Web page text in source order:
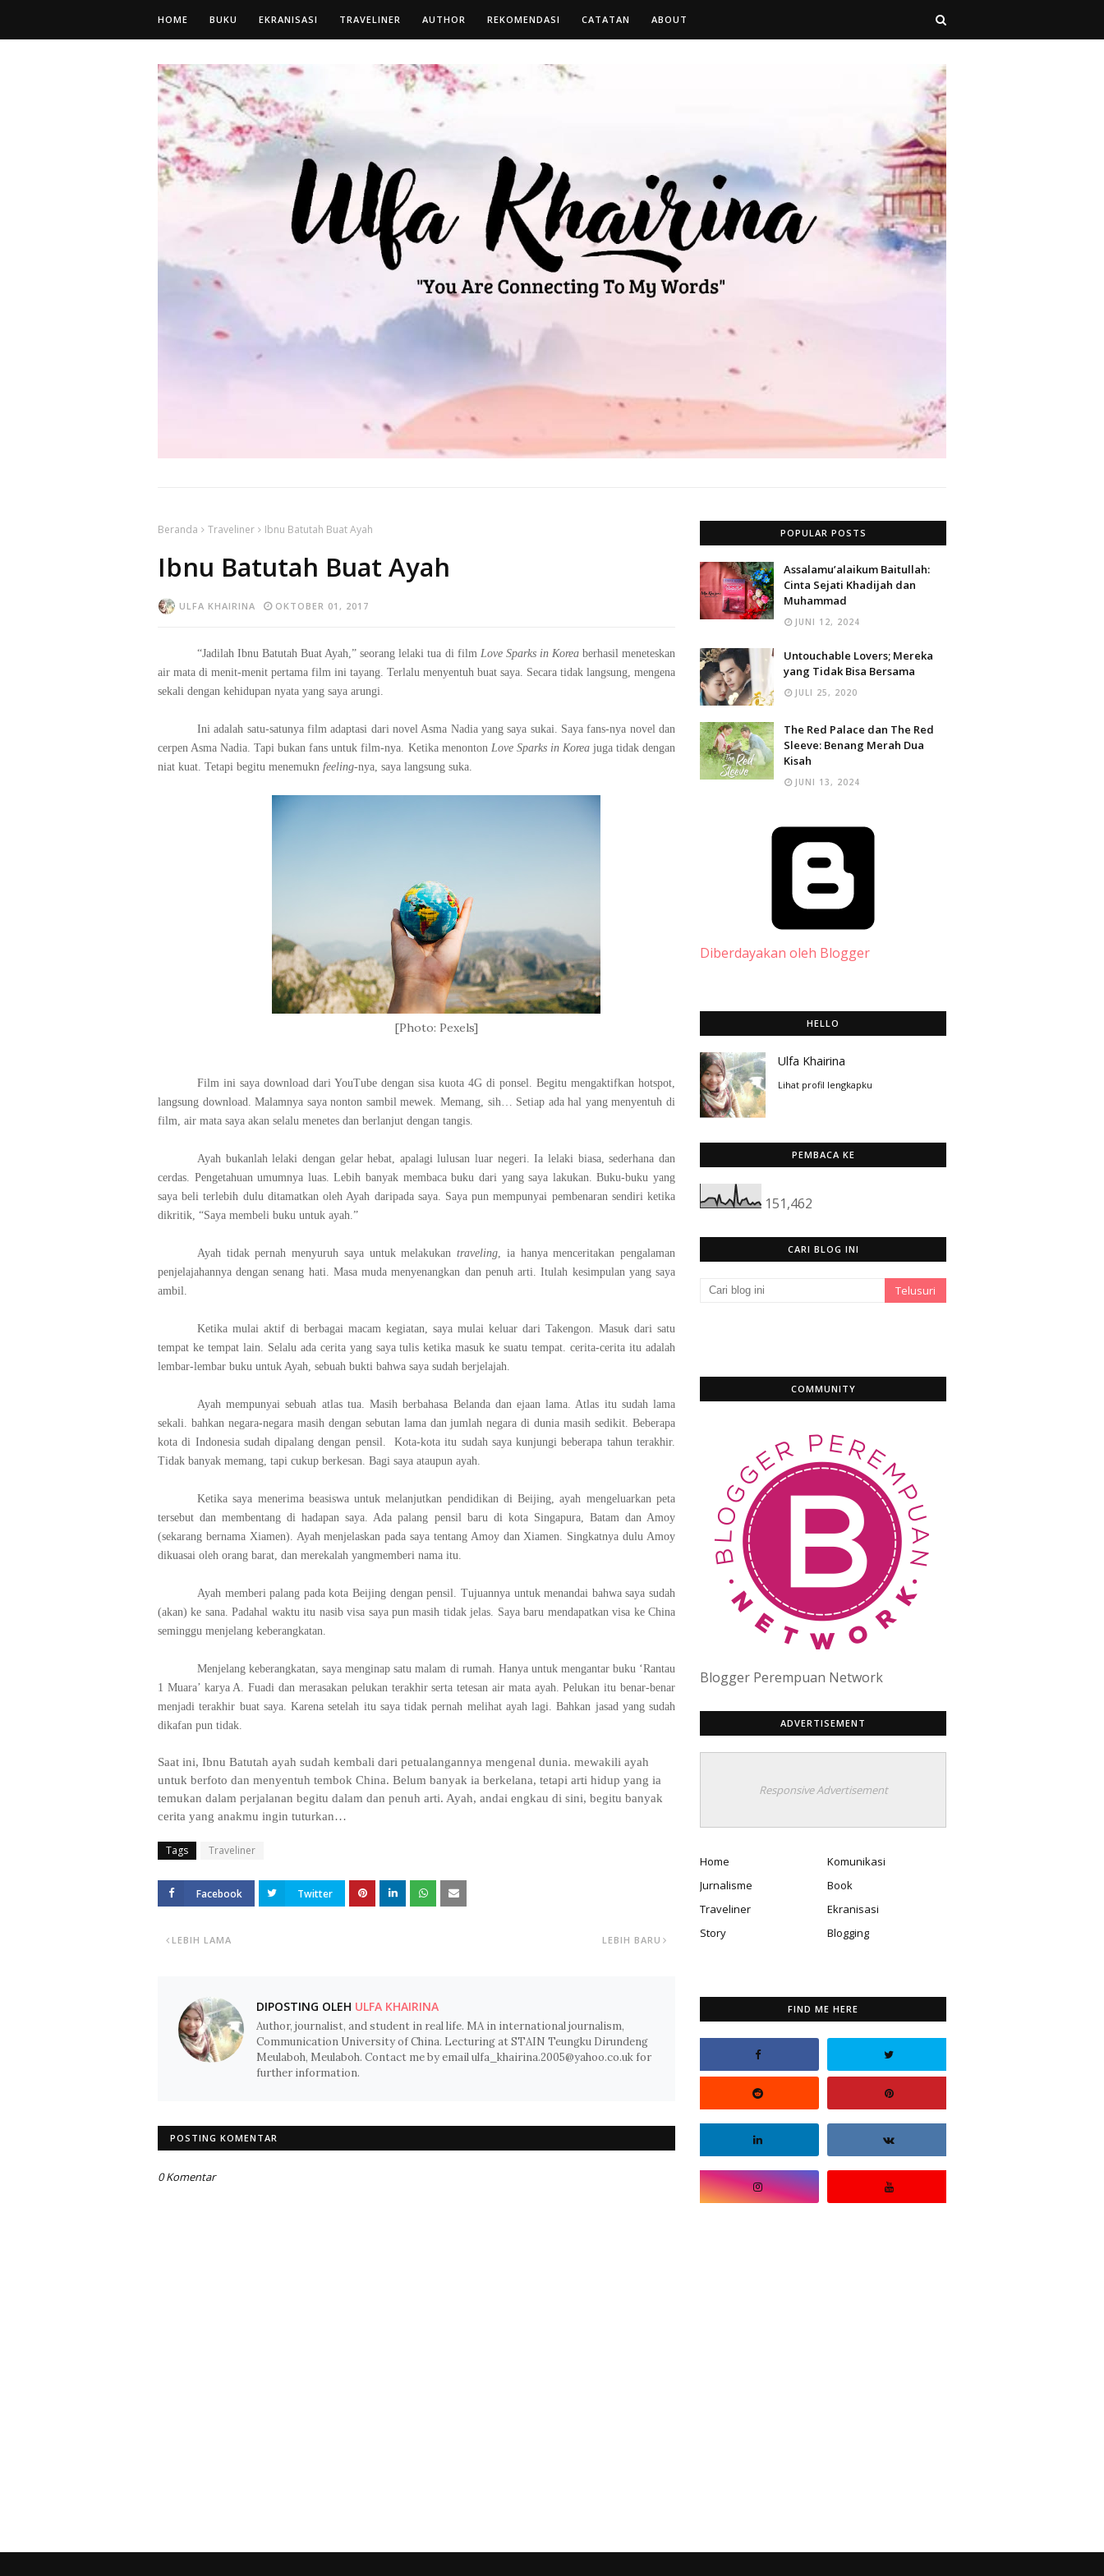
HOME BUKU EKRANISASI TRAVELINER AUTHOR REKOMENDASI CATATAN ABOUT
Beranda Traveliner Ibnu Batutah Buat Ayah
Ibnu Batutah Buat Ayah
ULFA KHAIRINA OKTOBER 01, 2017
“Jadilah Ibnu Batutah Buat Ayah,” seorang lelaki tua di film Love Sparks in Korea berhasil meneteskan
air mata di menit-menit pertama film ini tayang. Terlalu menyentuh buat saya. Secara tidak langsung, mengena
sekali dengan kehidupan nyata yang saya arungi.
Ini adalah satu-satunya film adaptasi dari novel Asma Nadia yang saya sukai. Saya fans-nya novel dan
cerpen Asma Nadia. Tapi bukan fans untuk film-nya. Ketika menonton Love Sparks in Korea juga tidak dengan
niat kuat. Tetapi begitu menemukn feeling-nya, saya langsung suka.
[Photo: Pexels]
Film ini saya download dari YouTube dengan sisa kuota 4G di ponsel. Begitu mengaktifkan hotspot,
langsung download. Malamnya saya nonton sambil mewek. Memang, sih… Setiap ada hal yang menyentuh di
film, air mata saya akan selalu menetes dan berlanjut dengan tangis.
Ayah bukanlah lelaki dengan gelar hebat, apalagi lulusan luar negeri. Ia lelaki biasa, sederhana dan
cerdas. Pengetahuan umumnya luas. Lebih banyak membaca buku dari yang saya lakukan. Buku-buku yang
saya beli terlebih dulu ditamatkan oleh Ayah daripada saya. Saya pun mempunyai pembenaran sendiri ketika
dikritik, “Saya membeli buku untuk ayah.”
Ayah tidak pernah menyuruh saya untuk melakukantraveling , ia hanya menceritakan pengalaman
penjelajahannya dengan senang hati. Masa muda menyenangkan dan penuh arti. Itulah kesimpulan yang saya
ambil.
Ketika mulai aktif di berbagai macam kegiatan, saya mulai keluar dari Takengon. Masuk dari satu
tempat ke tempat lain. Selalu ada cerita yang saya tulis ketika masuk ke suatu tempat. cerita-cerita itu adalah
lembar-lembar buku untuk Ayah, sebuah bukti bahwa saya sudah berjelajah.
Ayah mempunyai sebuah atlas tua. Masih berbahasa Belanda dan ejaan lama. Atlas itu sudah lama
sekali. bahkan negara-negara masih dengan sebutan lama dan jumlah negara di dunia masih sedikit. Beberapa
kota di Indonesia sudah dipalang dengan pensil. Kota-kota itu sudah saya kunjungi beberapa tahun terakhir.
Tidak banyak memang, tapi cukup berkesan. Bagi saya ataupun ayah.
Ketika saya menerima beasiswa untuk melanjutkan pendidikan di Beijing, ayah mengeluarkan peta
tersebut dan membentang di hadapan saya. Ada palang pensil baru di kota Singapura, Batam dan Amoy
(sekarang bernama Xiamen). Ayah menjelaskan pada saya tentang Amoy dan Xiamen. Singkatnya dulu Amoy
dikuasai oleh orang barat, dan merekalah yangmemberi nama itu.
Ayah memberi palang pada kota Beijing dengan pensil. Tujuannya untuk menandai bahwa saya sudah
(akan) ke sana. Padahal waktu itu nasib visa saya pun masih tidak jelas. Saya baru mendapatkan visa ke China
seminggu menjelang keberangkatan.
Menjelang keberangkatan, saya menginap satu malam di rumah. Hanya untuk mengantar buku ‘Rantau
1 Muara’ karya A. Fuadi dan merasakan pelukan terakhir serta tetesan air mata ayah. Pelukan itu benar-benar
menjadi terakhir buat saya. Karena setelah itu saya tidak pernah melihat ayah lagi. Bahkan jasad yang sudah
dikafan pun tidak.
Saat ini, Ibnu Batutah ayah sudah kembali dari petualangannya mengenal dunia. mewakili ayah
untuk berfoto dan menyentuh tembok China. Belum banyak ia berkelana, tetapi arti hidup yang ia
temukan dalam perjalanan begitu dalam dan penuh arti. Ayah, andai engkau di sini, begitu banyak
cerita yang anakmu ingin tuturkan…
Tags Traveliner
Facebook Twitter
LEBIH BARU
LEBIH LAMA
DIPOSTING OLEH ULFA KHAIRINA
Author, journalist, and student in real life. MA in international journalism,
Communication University of China. Lecturing at STAIN Teungku Dirundeng
Meulaboh, Meulaboh. Contact me by email ulfa_khairina.2005@yahoo.co.uk for
further information.
POSTING KOMENTAR
0 Komentar
POPULAR POSTS
Assalamu’alaikum Baitullah:
Cinta Sejati Khadijah dan
Muhammad
JUNI 12, 2024
Untouchable Lovers; Mereka
yang Tidak Bisa Bersama
JULI 25, 2020
The Red Palace dan The Red
Sleeve: Benang Merah Dua
Kisah
JUNI 13, 2024
Diberdayakan oleh Blogger
HELLO
Ulfa Khairina
Lihat profil lengkapku
PEMBACA KE
151,462
CARI BLOG INI
COMMUNITY
Blogger Perempuan Network
ADVERTISEMENT
Responsive Advertisement
Home
Komunikasi
Jurnalisme
Book
Traveliner
Ekranisasi
Story
Blogging
FIND ME HERE